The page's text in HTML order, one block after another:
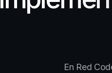
En Red